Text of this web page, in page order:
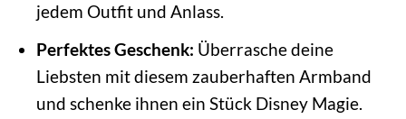
jedem Outfit und Anlass.
Perfektes Geschenk: Überrasche deine
Liebsten mit diesem zauberhaften Armband
und schenke ihnen ein Stück Disney Magie.